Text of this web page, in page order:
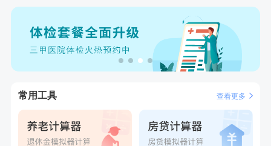
购买了油米有福B款
6分钟前
赵**
成功预约青春体检卡（女）
7分钟前
柯**
成功预约了关怀老人B套餐
周**
购买了BP3颈椎热敷枕
常用工具 查看更多